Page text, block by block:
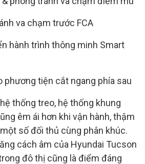
va chạm trước FCA
hành trình thông minh Smart
phương tiện cắt ngang phía sau
thống treo, hệ thống khung
êm ái hơn khi vận hành, thậm
số đối thủ cùng phân khúc.
cách âm của Hyundai Tucson
đô thị cũng là điểm đáng